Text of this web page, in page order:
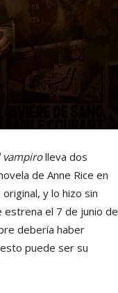
vampirolleva dos
de Anne Rice en
y lo hizo sin
el 7 de junio de
debería haber
puede ser su